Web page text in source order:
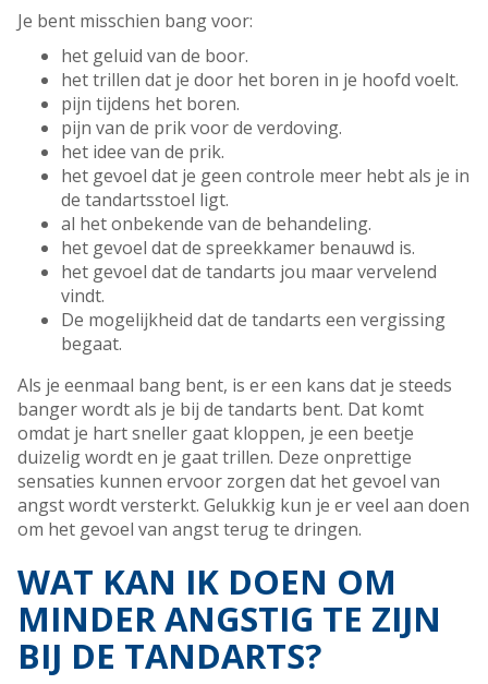
Je bent misschien bang voor:
het geluid van de boor.
het trillen dat je door het boren in je hoofd voelt.
pijn tijdens het boren.
pijn van de prik voor de verdoving.
het idee van de prik.
het gevoel dat je geen controle meer hebt als je in
de tandartsstoel ligt.
al het onbekende van de behandeling.
het gevoel dat de spreekkamer benauwd is.
het gevoel dat de tandarts jou maar vervelend
vindt.
De mogelijkheid dat de tandarts een vergissing
begaat.
Als je eenmaal bang bent, is er een kans dat je steeds
banger wordt als je bij de tandarts bent. Dat komt
omdat je hart sneller gaat kloppen, je een beetje
duizelig wordt en je gaat trillen. Deze onprettige
sensaties kunnen ervoor zorgen dat het gevoel van
angst wordt versterkt. Gelukkig kun je er veel aan doen
om het gevoel van angst terug te dringen.
WAT KAN IK DOEN OM
MINDER ANGSTIG TE ZIJN
BIJ DE TANDARTS?